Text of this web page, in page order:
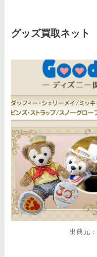
グッズ買取ネット
出典元：